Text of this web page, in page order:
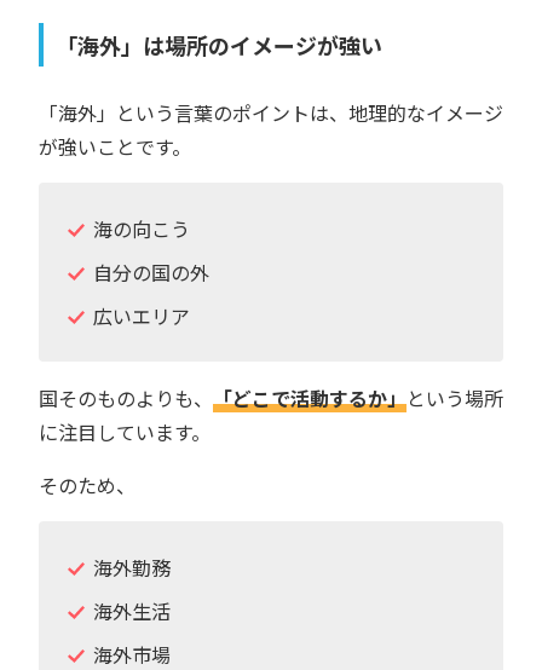
「海外」は場所のイメージが強い
「海外」という言葉のポイントは、地理的なイメージ
が強いことです。
海の向こう
自分の国の外
広いエリア
国そのものよりも、 「どこで活動するか」という場所
に注目しています。
そのため、
海外勤務
海外生活
海外市場